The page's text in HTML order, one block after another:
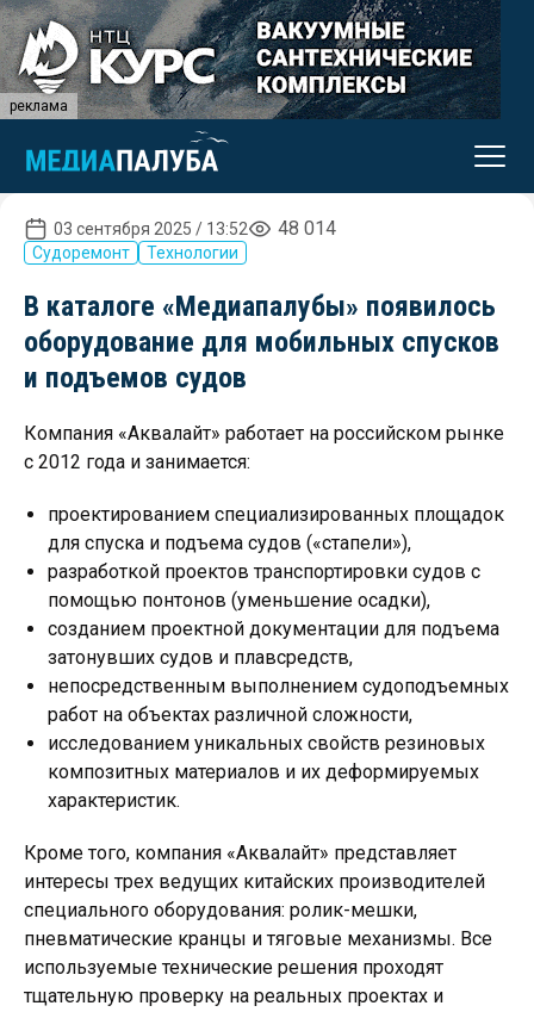
реклама
03 сентября 2025 / 13:52 48 014
Судоремонт Технологии
В каталоге «Медиапалубы» появилось
оборудование для мобильных спусков
и подъемов судов
Компания «Аквалайт» работает на российском рынке
с 2012 года и занимается:
проектированием специализированных площадок
для спуска и подъема судов («стапели»),
разработкой проектов транспортировки судов с
помощью понтонов (уменьшение осадки),
созданием проектной документации для подъема
затонувших судов и плавсредств,
непосредственным выполнением судоподъемных
работ на объектах различной сложности,
исследованием уникальных свойств резиновых
композитных материалов и их деформируемых
характеристик.
Кроме того, компания «Аквалайт» представляет
интересы трех ведущих китайских производителей
специального оборудования: ролик-мешки,
пневматические кранцы и тяговые механизмы. Все
используемые технические решения проходят
тщательную проверку на реальных проектах и